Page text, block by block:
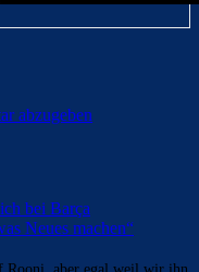
abzugeben
bei Barça
Neues machen“